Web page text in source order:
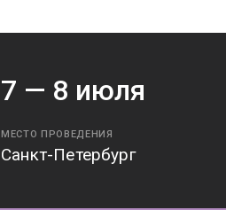
7 — 8 июля
МЕСТО ПРОВЕДЕНИЯ
Санкт-Петербург